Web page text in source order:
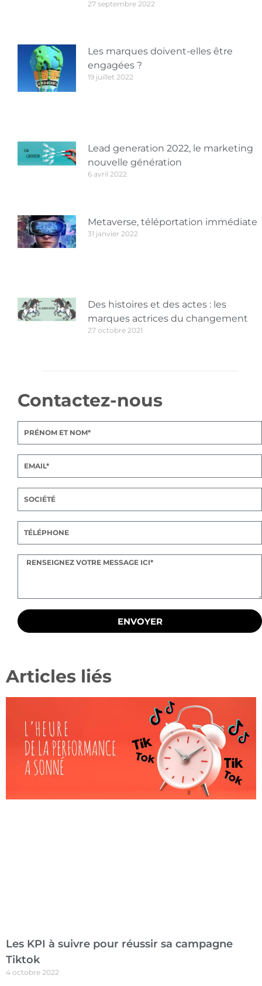
27 septembre 2022
Les marques doivent-elles être
engagées ?
19 juillet 2022
Lead generation 2022, le marketing
nouvelle génération
6 avril 2022
Metaverse, téléportation immédiate
31 janvier 2022
Des histoires et des actes : les
marques actrices du changement
27 octobre 2021
Contactez-nous
ENVOYER
Articles liés
Les KPI à suivre pour réussir sa campagne
Tiktok
4 octobre 2022